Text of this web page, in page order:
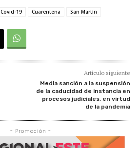
Covid-19 Cuarentena San Martín
Artículo siguiente
Media sanción a la suspensión
de la caducidad de instancia en
procesos judiciales, en virtud
de la pandemia
- Promoción -